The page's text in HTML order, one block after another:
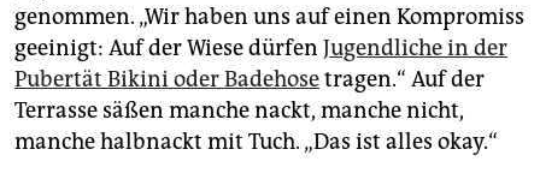
genommen. „Wir haben uns auf einen Kompromiss
geeinigt: Auf der Wiese dürfen Jugendliche in der
Pubertät Bikini oder Badehosetragen.“ Auf der
Terrasse säßen manche nackt, manche nicht,
manche halbnackt mit Tuch. „Das ist alles okay.“